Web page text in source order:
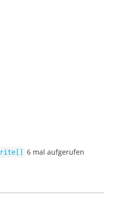
6 mal aufgerufen